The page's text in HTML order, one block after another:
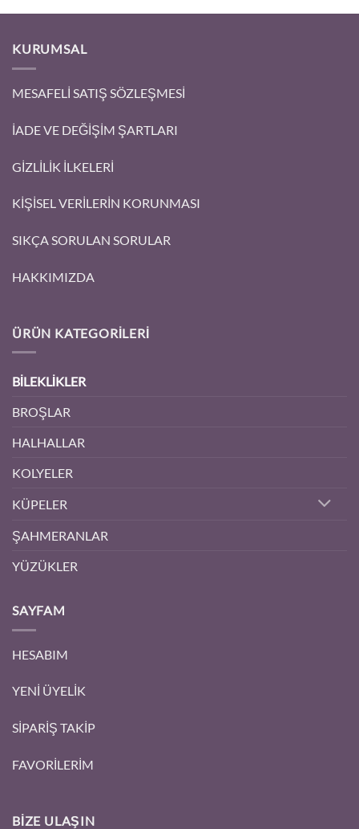
KURUMSAL
MESAFELİ SATIŞ SÖZLEŞMESİ
İADE VE DEĞİŞİM ŞARTLARI
GİZLİLİK İLKELERİ
KİŞİSEL VERİLERİN KORUNMASI
SIKÇA SORULAN SORULAR
HAKKIMIZDA
ÜRÜN KATEGORILERI
BİLEKLİKLER
BROŞLAR
HALHALLAR
KOLYELER
KÜPELER
ŞAHMERANLAR
YÜZÜKLER
SAYFAM
HESABIM
YENİ ÜYELİK
SİPARİŞ TAKİP
FAVORİLERİM
BIZE ULAŞIN